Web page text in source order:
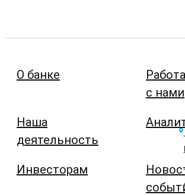
О банке
Наша
деятельность
Инвесторам
с нами